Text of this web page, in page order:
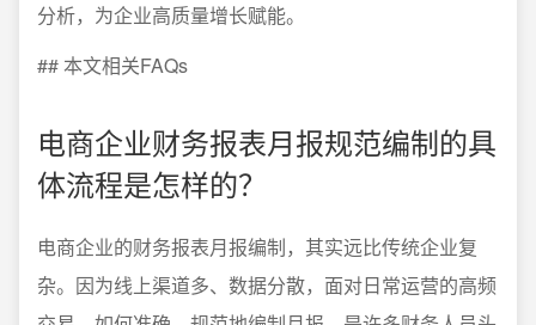
分析，为企业高质量增长赋能。
## 本文相关FAQs
电商企业财务报表月报规范编制的具
体流程是怎样的？
电商企业的财务报表月报编制，其实远比传统企业复
杂。因为线上渠道多、数据分散，面对日常运营的高频